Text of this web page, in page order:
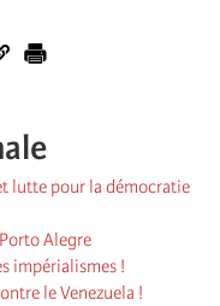
lutte pour la démocratie
Alegre
impérialismes !
le Venezuela !